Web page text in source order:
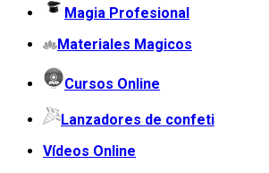
Magia Profesional
Materiales Magicos
Cursos Online
Lanzadores de confeti
Vídeos Online